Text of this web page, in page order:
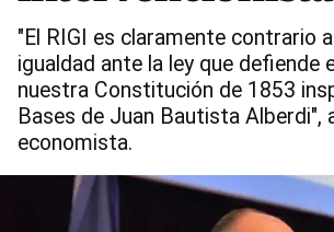
"El RIGI es claramente contrario
igualdad ante la ley que defiende
nuestra Constitución de 1853
Bases de Juan Bautista Alberdi",
economista.